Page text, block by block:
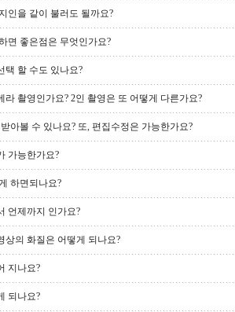
인을 같이 불러도 될까요?
면 좋은점은 무엇인가요?
택 할 수도 있나요?
라 촬영인가요? 2인 촬영은 또 어떻게 다른가요?
아볼 수 있나요? 또, 편집수정은 가능한가요?
가능한가요?
하면되나요?
언제까지 인가요?
상의 화질은 어떻게 되나요?
지나요?
되나요?